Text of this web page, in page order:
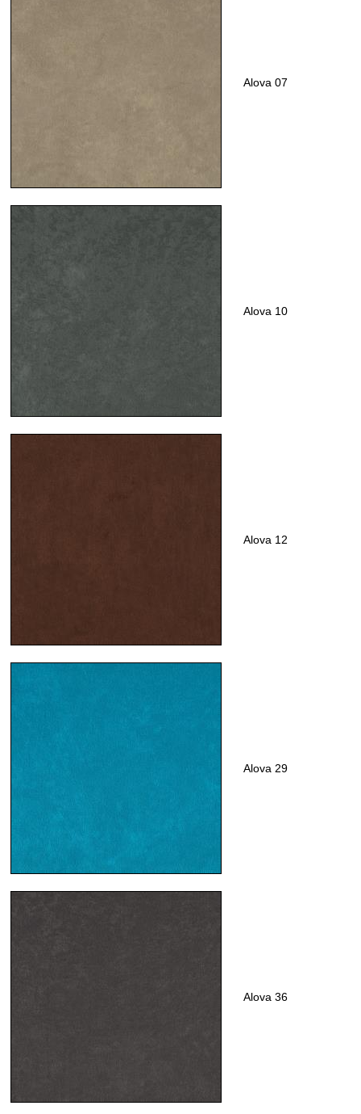
Alova 07
Alova 10
Alova 12
Alova 29
Alova 36